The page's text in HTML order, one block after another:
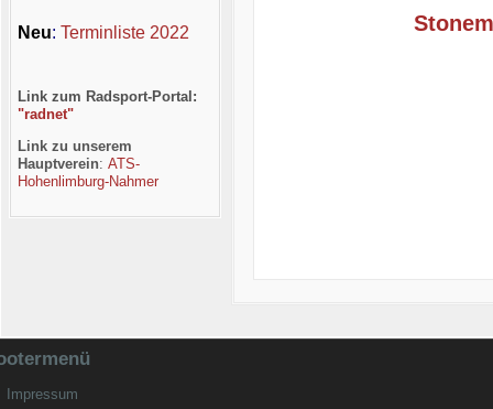
Neu: Terminliste 2022
Link zum Radsport-Portal:
"radnet"
Link zu unserem
Hauptverein: ATS-
Hohenlimburg-Nahmer
Impressum